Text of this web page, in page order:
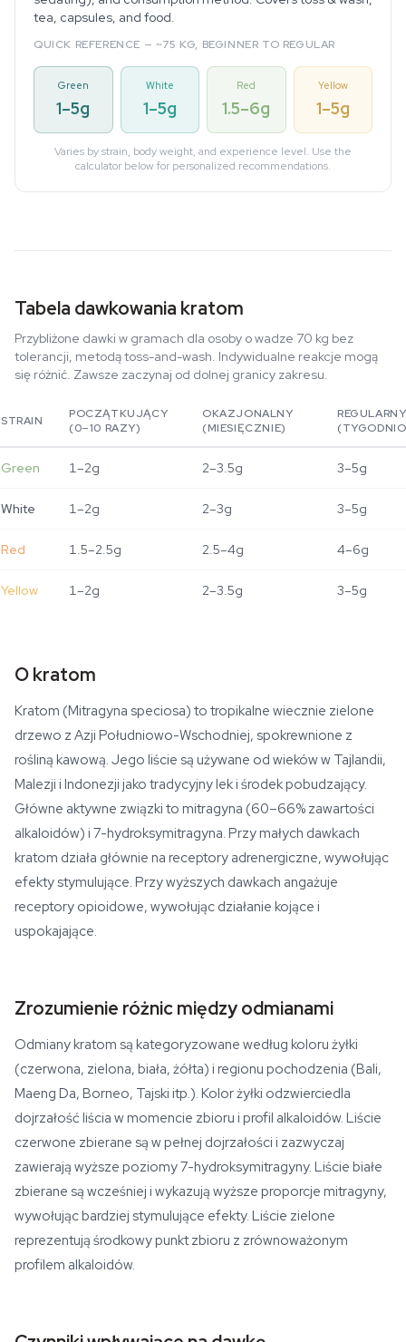
tea, capsules, and food.
QUICK REFERENCE — ~75 KG, BEGINNER TO REGULAR
Green
1–5g
White
1–5g
Red
1.5–6g
Yellow
1–5g
Varies by strain, body weight, and experience level. Use the
calculator below for personalized recommendations.
Tabela dawkowania kratom
Przybliżone dawki w gramach dla osoby o wadze 70 kg bez
tolerancji, metodą toss-and-wash. Indywidualne reakcje mogą
się różnić. Zawsze zaczynaj od dolnej granicy zakresu.
STRAIN
POCZĄTKUJĄCY
(0–10 RAZY)
OKAZJONALNY
(MIESIĘCZNIE)
REGULARNY
Green 1–2g 2–3.5g 3–5g
White 1–2g 2–3g 3–5g
Red 1.5–2.5g 2.5–4g 4–6g
Yellow 1–2g 2–3.5g 3–5g
O kratom
Kratom (Mitragyna speciosa) to tropikalne wiecznie zielone
drzewo z Azji Południowo-Wschodniej, spokrewnione z
rośliną kawową. Jego liście są używane od wieków w Tajlandii,
Malezji i Indonezji jako tradycyjny lek i środek pobudzający.
Główne aktywne związki to mitragyna (60–66% zawartości
alkaloidów) i 7-hydroksymitragyna. Przy małych dawkach
kratom działa głównie na receptory adrenergiczne, wywołując
efekty stymulujące. Przy wyższych dawkach angażuje
receptory opioidowe, wywołując działanie kojące i
uspokajające.
Zrozumienie różnic między odmianami
Odmiany kratom są kategoryzowane według koloru żyłki
(czerwona, zielona, biała, żółta) i regionu pochodzenia (Bali,
Maeng Da, Borneo, Tajski itp.). Kolor żyłki odzwierciedla
dojrzałość liścia w momencie zbioru i profil alkaloidów. Liście
czerwone zbierane są w pełnej dojrzałości i zazwyczaj
zawierają wyższe poziomy 7-hydroksymitragyny. Liście białe
zbierane są wcześniej i wykazują wyższe proporcje mitragyny,
wywołując bardziej stymulujące efekty. Liście zielone
reprezentują środkowy punkt zbioru z zrównoważonym
profilem alkaloidów.